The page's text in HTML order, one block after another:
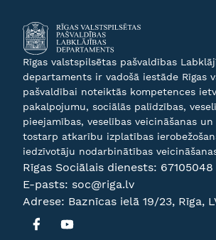
Rīgas valstspilsētas pašvaldības
departaments ir vadošā iestāde Rīgas
pašvaldībai noteiktās kompetences
pakalpojumu, sociālās palīdzības,
pieejamības, veselības veicināšanas
tostarp atkarību izplatības
iedzīvotāju nodarbinātības
Rīgas Sociālais dienests: 67105048
E-pasts: soc@riga.lv
Adrese: Baznīcas ielā 19/23, Rīga,